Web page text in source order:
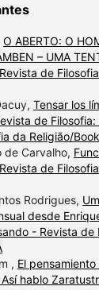
O ABERTO: O
– UMA
de
Tensar los
de
da Religião/
de Carvalho,
de
Rodrigues,
desde
- Revista de
, El
hablo